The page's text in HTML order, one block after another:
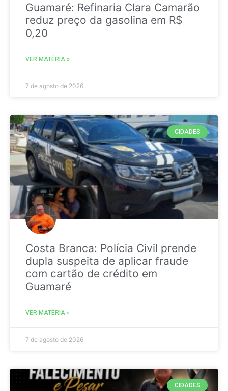
Guamaré: Refinaria Clara Camarão
reduz preço da gasolina em R$
0,20
VER MATÉRIA »
7 de agosto de 2026
CIDADES
Costa Branca: Polícia Civil prende
dupla suspeita de aplicar fraude
com cartão de crédito em
Guamaré
VER MATÉRIA »
7 de agosto de 2026
CIDADES